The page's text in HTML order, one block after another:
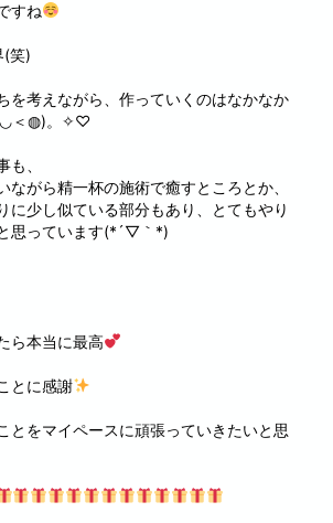
すね
(笑)
を考えながら、作っていくのはなかなか
◡＜◍)。✧♡
も、
ながら精一杯の施術で癒すところとか、
に少し似ている部分もあり、とてもやり
思っています(*´▽｀*)
ら本当に最高
とに感謝
とをマイペースに頑張っていきたいと思